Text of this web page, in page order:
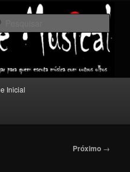
outros olhos.
Inicial
Próximo →